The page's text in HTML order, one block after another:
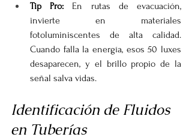
Tip Pro: En rutas de evacuación,
invierte en materiales
fotoluminiscentes de alta calidad.
Cuando falla la energía, esos 50 luxes
desaparecen, y el brillo propio de la
señal salva vidas.
Identificación de Fluidos
en Tuberías